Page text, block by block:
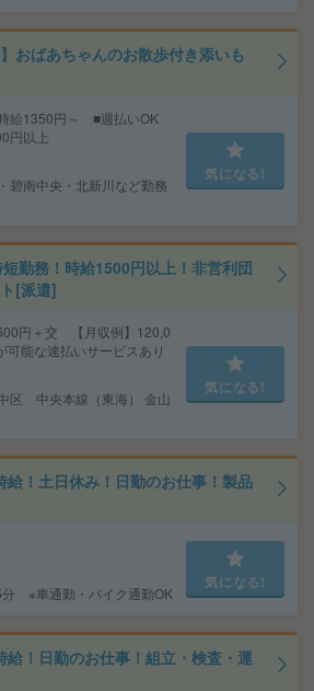
おばあちゃんのお散歩付き添いも
給1350円～ ■週払いOK
円以上
碧南中央・北新川など勤務
気になる!
勤務！時給1500円以上！非営利団
[派遣]
円＋交 【月収例】120,0
能な速払いサービスあり
区 中央本線（東海） 金山
気になる!
給！土日休み！日勤のお仕事！製品
分 ※車通勤・バイク通勤OK
気になる!
！日勤のお仕事！組立・検査・運